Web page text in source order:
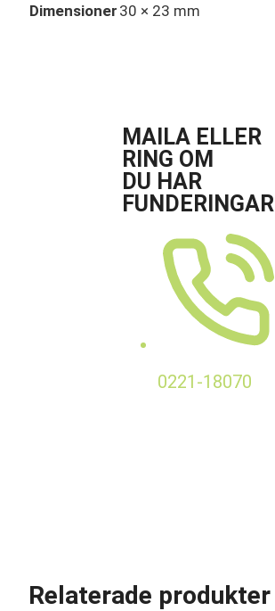
Dimensioner 30 × 23 mm
MAILA ELLER
RING OM
DU HAR
FUNDERINGAR
0221-18070
Relaterade produkter